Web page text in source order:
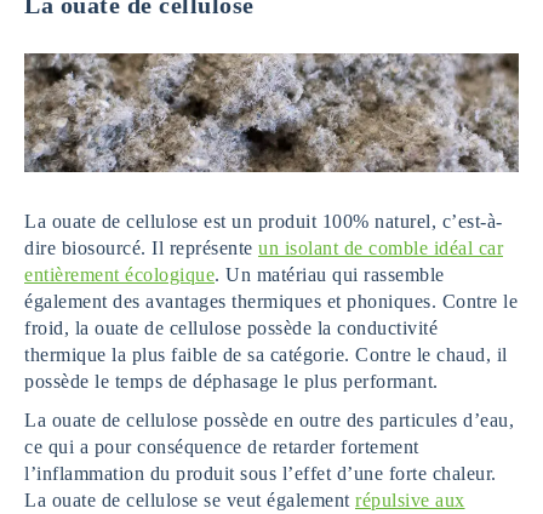
La ouate de cellulose est un produit 100% naturel, c’est-à-
dire biosourcé. Il représente un isolant de comble idéal car
entièrement écologique. Un matériau qui rassemble
également des avantages thermiques et phoniques. Contre le
froid, la ouate de cellulose possède la conductivité
thermique la plus faible de sa catégorie. Contre le chaud, il
possède le temps de déphasage le plus performant.
La ouate de cellulose possède en outre des particules d’eau,
ce qui a pour conséquence de retarder fortement
l’inflammation du produit sous l’effet d’une forte chaleur.
La ouate de cellulose se veut également répulsive aux